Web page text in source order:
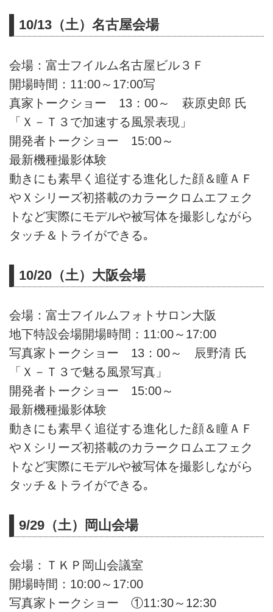
10/13（土）名古屋会場
会場：富士フイルム名古屋ビル３Ｆ
開場時間：11:00～17:00写
真家トークショー 13：00～ 萩原史郎 氏
「Ｘ－Ｔ３で加速する風景表現」
開発者トークショー 15:00～
最新機種撮影体験
動きにも素早く追従する進化した顔＆瞳ＡＦ
やＸシリーズ初搭載のカラークロムエフェク
トなど実際にモデルや被写体を撮影しながら
タッチ＆トライができる｡
10/20（土）大阪会場
会場：富士フイルムフォトサロン大阪
地下特設会場開場時間：11:00～17:00
写真家トークショー 13：00～ 辰野清 氏
「Ｘ－Ｔ３で魅る風景写真」
開発者トークショー 15:00～
最新機種撮影体験
動きにも素早く追従する進化した顔＆瞳ＡＦ
やＸシリーズ初搭載のカラークロムエフェク
トなど実際にモデルや被写体を撮影しながら
タッチ＆トライができる｡
9/29（土）岡山会場
会場：ＴＫＰ岡山会議室
開場時間：10:00～17:00
写真家トークショー ①11:30～12:30